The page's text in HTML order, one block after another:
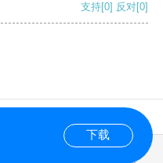
支持[0] 反对[0]
下载